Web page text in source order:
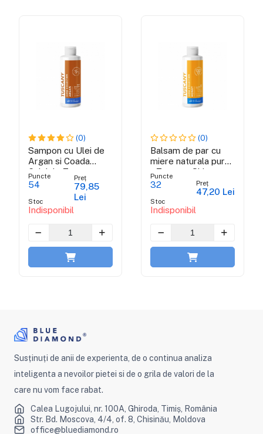
(0)
Sampon cu Ulei de
Argan si Coada
Calului - Tuscany
Shine Collection
Puncte
54
Stoc
Indisponibil
Preț
79,85
Lei
(0)
Balsam de par cu
miere naturala pura
- Tuscany Shine
Collection
Puncte
32
Stoc
Indisponibil
Preț
47,20 Lei
Susținuți de anii de experienta, de o continua analiza
inteligenta a nevoilor pietei si de o grila de valori de la
care nu vom face rabat.
Calea Lugojului, nr. 100A, Ghiroda, Timiș, România
Str. Bd. Moscova, 4/4, of. 8, Chisinău, Moldova
office@bluediamond.ro